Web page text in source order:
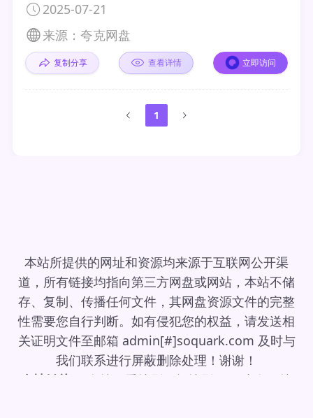
2025-07-21
来源：夸克网盘
复制分享 查看详情 立即访问
1
本站所提供的网址和资源均来源于互联网公开渠
道，所有链接均指向第三方网盘或网站，本站不储
存、复制、传播任何文件，其网盘资源文件的完整
性需要您自行判断。如有侵犯您的权益，请发送相
关证明文件至邮箱 admin[#]soquark.com 及时与
我们联系进行屏蔽删除处理！谢谢！
友情链接：
盘搜 爱搜剧 极搜剧 TG小白
搜